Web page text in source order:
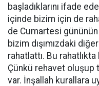
başladıklarını ifade
içinde bizim için de
de Cumartesi gününün
bizim dışımızdaki
rahatlattı. Bu
Çünkü rehavet oluşup
var. İnşallah kurallara